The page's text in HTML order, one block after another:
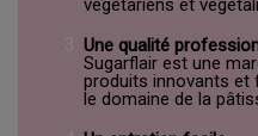
végétariens et
Une qualité
Sugarflair est une
produits innovants et
le domaine de la